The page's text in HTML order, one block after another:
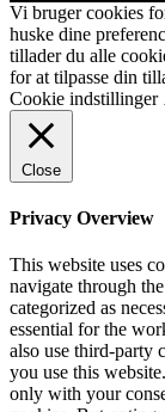
Vi bruger cookies
huske dine
tillader du alle
for at tilpasse din
Cookie indstillinger
Close
Privacy Overview
This website uses
navigate through
categorized as
essential for the
also use third-party
you use this
only with your